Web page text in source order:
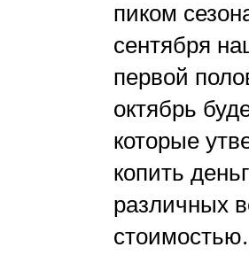
пиком
сентября
первой
октябрь
которые
копить
различных